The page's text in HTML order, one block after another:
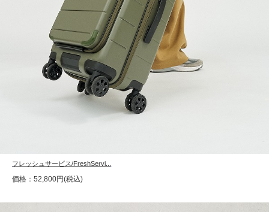
フレッシュサービス/FreshServi...
価格：52,800円(税込)